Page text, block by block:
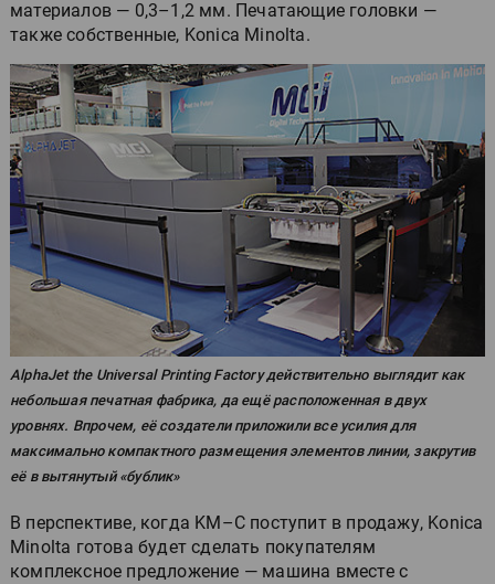
материалов — 0,3–1,2 мм. Печатающие головки —
также собственные, Konica Minolta.
AlphaJet the Universal Printing Factory действительно выглядит как
небольшая печатная фабрика, да ещё расположенная в двух
уровнях. Впрочем, её создатели приложили все усилия для
максимально компактного размещения элементов линии, закрутив
её в вытянутый «бублик»
В перспективе, когда KM–C поступит в продажу, Konica
Minolta готова будет сделать покупателям
комплексное предложение — машина вместе с